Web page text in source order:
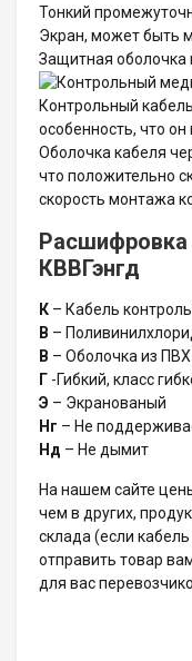
Тонкий
Экран, может быть
Защитная оболочка
Контрольный
особенность, что
Оболочка кабеля
что положительно
скорость монтажа
Расшифровка
КВВГэнгд
К – Кабель
В –
В – Оболочка из ПВХ
Г -Гибкий, класс
Э – Экранованый
Нг – Не
Нд – Не дымит
На нашем сайте
чем в других,
склада (если
отправить товар
для вас